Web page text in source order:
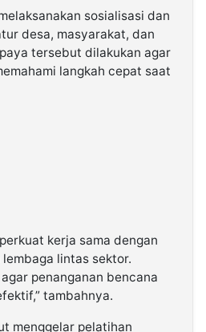
sosialisasi dan
desa, masyarakat, dan
tersebut dilakukan agar
langkah cepat saat
kerja sama dengan
lintas sektor.
penanganan bencana
tambahnya.
menggelar pelatihan